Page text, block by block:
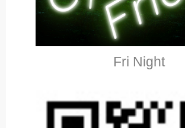
Fri Night